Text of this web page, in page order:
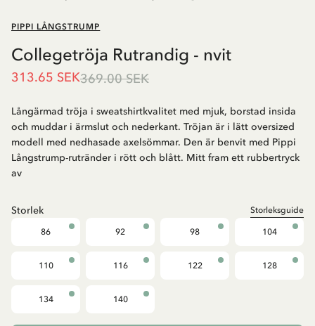
PIPPI LÅNGSTRUMP
Collegetröja Rutrandig - nvit
313.65 SEK369.00 SEK
Långärmad tröja i sweatshirtkvalitet med mjuk, borstad insida
och muddar i ärmslut och nederkant. Tröjan är i lätt oversized
modell med nedhasade axelsömmar. Den är benvit med Pippi
Långstrump-rutränder i rött och blått. Mitt fram ett rubbertryck
av
Storlek Storleksguide
86 92 98 104
110 116 122 128
134 140